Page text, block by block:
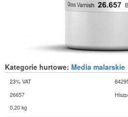
Kategorie hurtowe: Media malarskie
23% VAT
26657
0,20 kg